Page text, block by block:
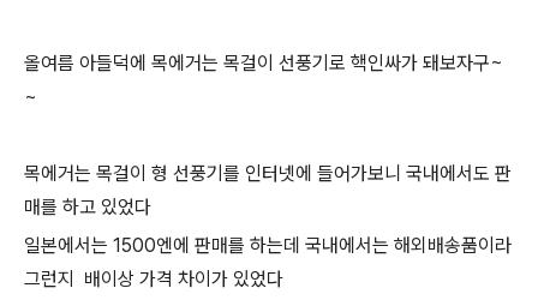
올여름 아들덕에 목에거는 목걸이 선풍기로 핵인싸가 돼보자구~
~
목에거는 목걸이 형 선풍기를 인터넷에 들어가보니 국내에서도 판
매를 하고 있었다
일본에서는 1500엔에 판매를 하는데 국내에서는 해외배송품이라
그런지 배이상 가격 차이가 있었다